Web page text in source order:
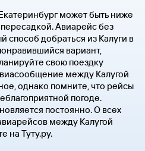
может быть ниже
Авиарейс без
добраться из Калуги в
вариант,
свою поездку
между Калугой
однако помните, что рейсы
погоде.
постоянно. О всех
между Калугой
на Туту.ру.